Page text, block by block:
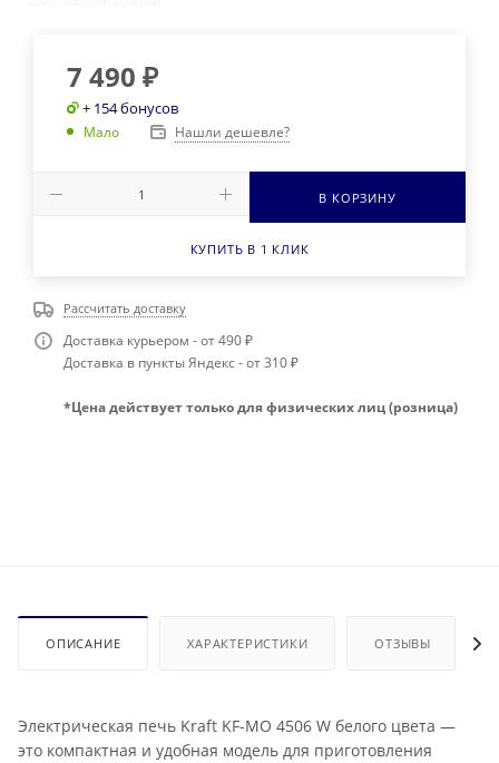
7 490 ₽
+ 154 бонусов
Мало Нашли дешевле?
В КОРЗИНУ
КУПИТЬ В 1 КЛИК
Рассчитать доставку
Доставка курьером - от 490 ₽
Доставка в пункты Яндекс - от 310 ₽
*Цена действует только для физических лиц (розница)
ОПИСАНИЕ ХАРАКТЕРИСТИКИ ОТЗЫВЫ
Электрическая печь Kraft KF-MO 4506 W белого цвета —
это компактная и удобная модель для приготовления